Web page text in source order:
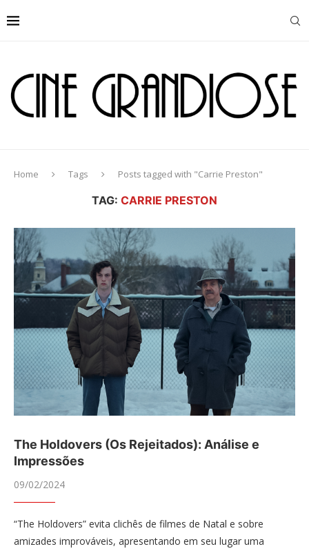
Home Tags Posts tagged with "Carrie Preston"
TAG: CARRIE PRESTON
The Holdovers (Os Rejeitados): Análise e
Impressões
09/02/2024
“The Holdovers” evita clichês de filmes de Natal e sobre
amizades improváveis, apresentando em seu lugar uma